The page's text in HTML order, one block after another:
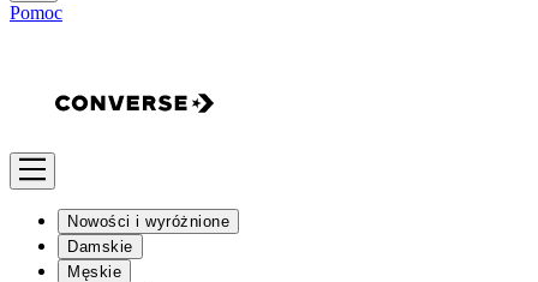
Pomoc
Nowości i wyróżnione
Damskie
Męskie